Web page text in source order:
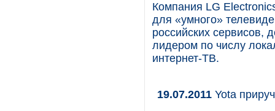
Компания LG
для «умного»
российских сервисов,
лидером по числу
интернет-ТВ.
19.07.2011 Yota